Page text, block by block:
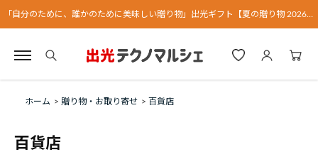
ホーム > 贈り物・お取り寄せ > 百貨店
百貨店